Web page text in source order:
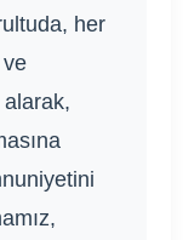
her
alarak,